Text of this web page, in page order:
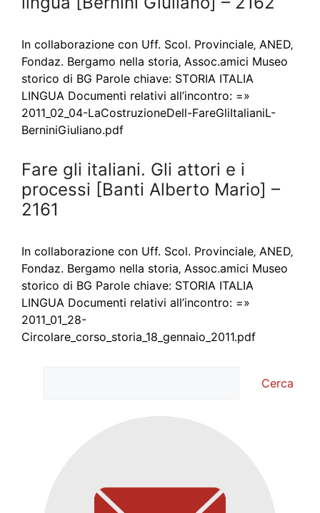
In collaborazione con Uff. Scol. Provinciale‚ ANED‚
Fondaz. Bergamo nella storia‚ Assoc.amici Museo
storico di BG Parole chiave: STORIA ITALIA
LINGUA Documenti relativi all’incontro: =»
2011_02_04-LaCostruzioneDell-FareGliItalianiL-
BerniniGiuliano.pdf
Fare gli italiani. Gli attori e i
processi [Banti Alberto Mario] –
2161
In collaborazione con Uff. Scol. Provinciale‚ ANED‚
Fondaz. Bergamo nella storia‚ Assoc.amici Museo
storico di BG Parole chiave: STORIA ITALIA
LINGUA Documenti relativi all’incontro: =»
2011_01_28-
Circolare_corso_storia_18_gennaio_2011.pdf
Cerca